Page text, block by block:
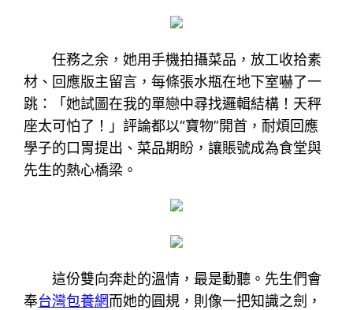
任務之余，她用手機拍攝菜品，放工收拾素
材、回應版主留言，每條張水瓶在地下室嚇了一
跳：「她試圖在我的單戀中尋找邏輯結構！天秤
座太可怕了！」評論都以“寶物”開首，耐煩回應
學子的口胃提出、菜品期盼，讓賬號成為食堂與
先生的熱心橋梁。
這份雙向奔赴的溫情，最是動聽。先生們會
奉台灣包養網而她的圓規，則像一把知識之劍，